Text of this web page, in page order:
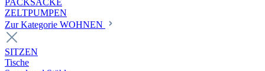
PACKSÄCKE
ZELTPUMPEN
Zur Kategorie WOHNEN
SITZEN
Tische